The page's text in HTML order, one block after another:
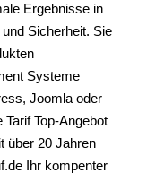
Ergebnisse in
Sicherheit. Sie
Systeme
Joomla oder
Top-Angebot
über 20 Jahren
Ihr kompenter